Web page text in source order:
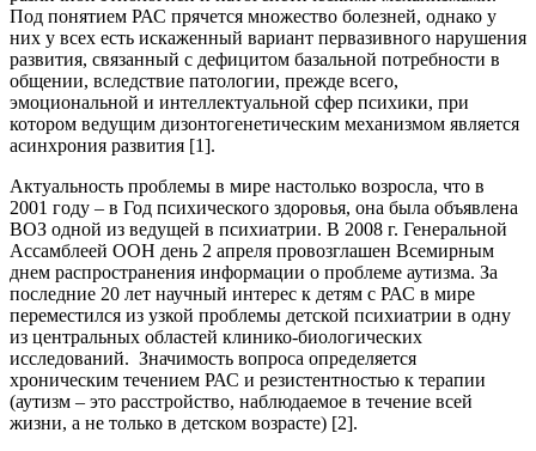
Под понятием РАС прячется множество болезней, однако у
них у всех есть искаженный вариант первазивного нарушения
развития, связанный с дефицитом базальной потребности в
общении, вследствие патологии, прежде всего,
эмоциональной и интеллектуальной сфер психики, при
котором ведущим дизонтогенетическим механизмом является
асинхрония развития [1].
Актуальность проблемы в мире настолько возросла, что в
2001 году – в Год психического здоровья, она была объявлена
ВОЗ одной из ведущей в психиатрии. В 2008 г. Генеральной
Ассамблеей ООН день 2 апреля провозглашен Всемирным
днем распространения информации о проблеме аутизма. За
последние 20 лет научный интерес к детям с РАС в мире
переместился из узкой проблемы детской психиатрии в одну
из центральных областей клинико-биологических
исследований. Значимость вопроса определяется
хроническим течением РАС и резистентностью к терапии
(аутизм – это расстройство, наблюдаемое в течение всей
жизни, а не только в детском возрасте) [2].